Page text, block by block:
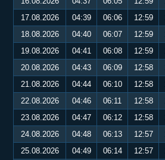
17.08.2026
04:39 06:06 12:59
18.08.2026
04:40 06:07 12:59
19.08.2026
04:41 06:08 12:59
20.08.2026
04:43 06:09 12:58
21.08.2026
04:44 06:10 12:58
22.08.2026
04:46 06:11 12:58
23.08.2026
04:47 06:12 12:58
24.08.2026
04:48 06:13 12:57
25.08.2026
04:49 06:14 12:57